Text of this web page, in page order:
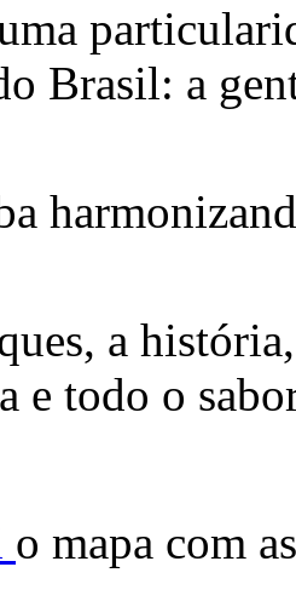
Brasil: a
a
e todo o
o mapa com